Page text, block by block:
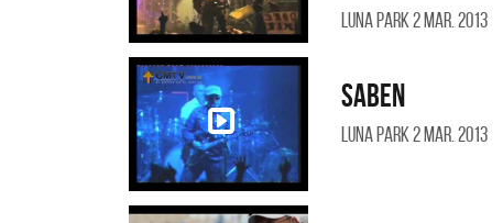
Luna Park 2 Mar. 2013
Saben
Luna Park 2 Mar. 2013